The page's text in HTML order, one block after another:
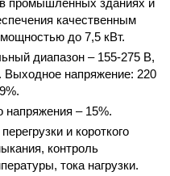
качественным
до 7,5 кВт.
диапазон – 155-275 В,
Выходное напряжение: 220
напряжения – 15%.
перегрузки и короткого
контроль
тока нагрузки.